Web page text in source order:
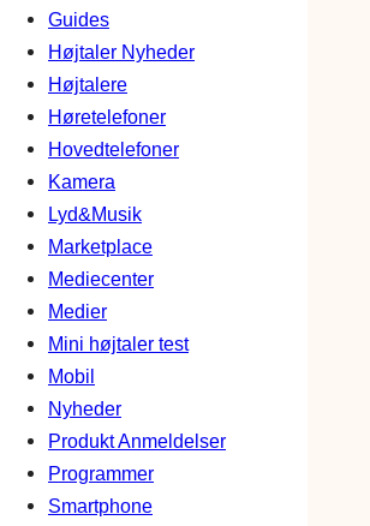
Guides
Højtaler Nyheder
Højtalere
Høretelefoner
Hovedtelefoner
Kamera
Lyd&Musik
Marketplace
Mediecenter
Medier
Mini højtaler test
Mobil
Nyheder
Produkt Anmeldelser
Programmer
Smartphone